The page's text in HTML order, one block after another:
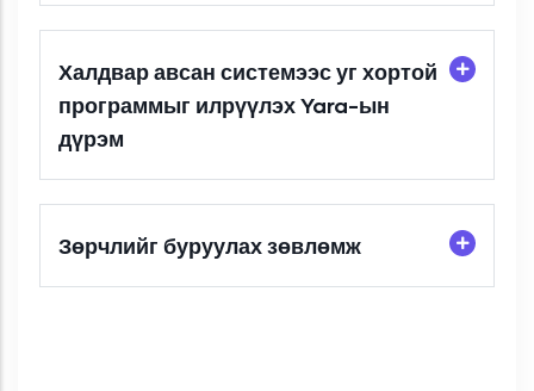
Халдвар авсан системээс уг хортой
программыг илрүүлэх Yara-ын
дүрэм
Зөрчлийг буруулах зөвлөмж